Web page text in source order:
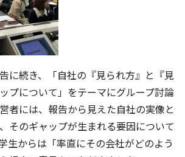
に続き、「自社の『見られ方』と『見
プについて」をテーマにグループ討論
者には、報告から見えた自社の実像と
そのギャップが生まれる要因について
生からは「率直にその会社がどのよう